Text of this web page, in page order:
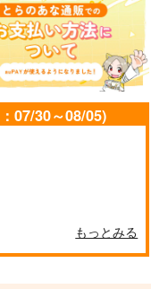
07/30～08/05)
もっとみる